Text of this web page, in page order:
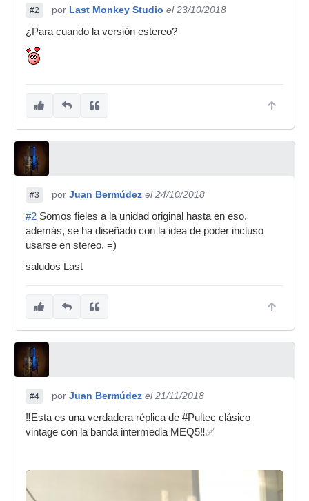
#2 por Last Monkey Studio el 23/10/2018
¿Para cuando la versión estereo?
#3 por Juan Bermúdez el 24/10/2018
#2 Somos fieles a la unidad original hasta en eso,
además, se ha diseñado con la idea de poder incluso
usarse en stereo. =)
saludos Last
#4 por Juan Bermúdez el 21/11/2018
‼️Esta es una verdadera réplica de #Pultec clásico
vintage con la banda intermedia MEQ5‼️✅